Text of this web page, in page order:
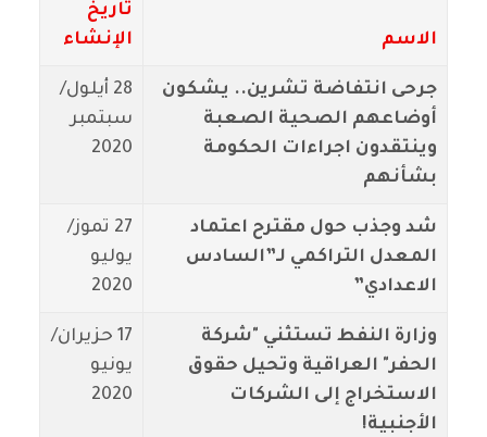
الاسم
تاريخ
الإنشاء
جرحى انتفاضة تشرين.. يشكون
أوضاعهم الصحية الصعبة
وينتقدون اجراءات الحكومة
بشأنهم
28 أيلول/
سبتمبر
2020
شد وجذب حول مقترح اعتماد
المعدل التراكمي لـ”السادس
الاعدادي”
27 تموز/
يوليو
2020
وزارة النفط تستثني "شركة
الحفر" العراقية وتحيل حقوق
الاستخراج إلى الشركات
الأجنبية!
17 حزيران/
يونيو
2020